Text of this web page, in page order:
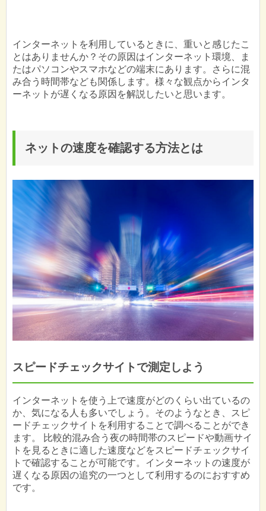
インターネットを利用しているときに、重いと感じたこ
とはありませんか？その原因はインターネット環境、ま
たはパソコンやスマホなどの端末にあります。さらに混
み合う時間帯なども関係します。様々な観点からインタ
ーネットが遅くなる原因を解説したいと思います。
ネットの速度を確認する方法とは
スピードチェックサイトで測定しよう
インターネットを使う上で速度がどのくらい出ているの
か、気になる人も多いでしょう。そのようなとき、スピ
ードチェックサイトを利用することで調べることができ
ます。 比較的混み合う夜の時間帯のスピードや動画サイ
トを見るときに適した速度などをスピードチェックサイ
トで確認することが可能です。インターネットの速度が
遅くなる原因の追究の一つとして利用するのにおすすめ
です。